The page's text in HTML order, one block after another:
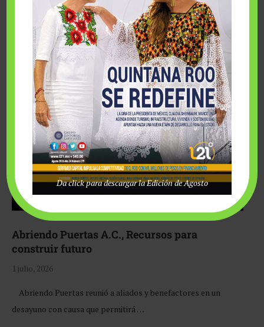
Fairmont Mayakoba y Make-A-Wish México unieron
esfuerzos para hacer realidad el deseo de una …
Abriendo Puertas A.C., Recursos para
construir futuro
1 julio, 2026
Abriendo Puertas reunió a aliados y benefactores en un
desayuno con causa que permitirá …
Da click para descargar la Edición de Agosto